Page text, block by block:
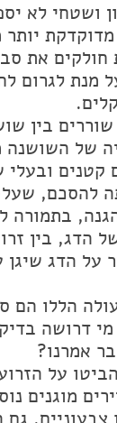
ושטחי לא
חולקים את
מנת לגרום
בין
של השושנה
ובעלי
להסכם,
בתמורה
הדג, בין
על הדג
הללו הם
דרושה
אמרנו?
על
מוגנים